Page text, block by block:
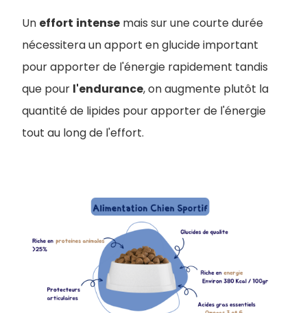
Un effort intense mais sur une courte durée
nécessitera un apport en glucide important
pour apporter de l'énergie rapidement tandis
que pour l'endurance, on augmente plutôt la
quantité de lipides pour apporter de l'énergie
tout au long de l'effort.